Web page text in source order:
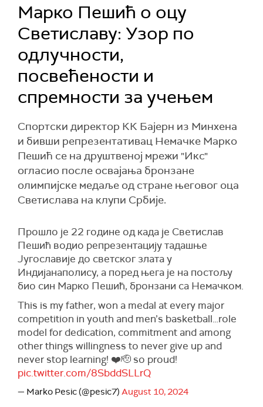
Марко Пешић о оцу
Светиславу: Узор по
одлучности,
посвећености и
спремности за учењем
Спортски директор КК Бајерн из Минхена
и бивши репрезентативац Немачке Марко
Пешић се на друштвеној мрежи "Икс"
огласио после освајања бронзане
олимпијске медаље од стране његовог оца
Светислава на клупи Србије.
Прошло је 22 године од када је Светислав
Пешић водио репрезентацију тадашње
Југославије до светског злата у
Индијанаполису, а поред њега је на постољу
био син Марко Пешић, бронзани са Немачком.
This is my father, won a medal at every major
competition in youth and men’s basketball…role
model for dedication, commitment and among
other things willingness to never give up and
never stop learning! ❤️🫡 so proud!
pic.twitter.com/8SbddSLLrQ
— Marko Pesic (@pesic7) August 10, 2024